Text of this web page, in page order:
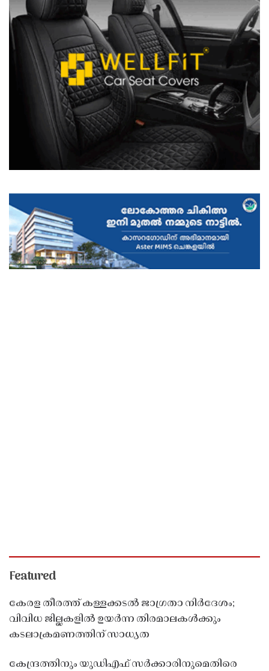
Featured
കേരള തീരത്ത് കള്ളക്കടൽ ജാഗ്രതാ നിർദേശം;
വിവിധ ജില്ലകളിൽ ഉയർന്ന തിരമാലകൾക്കും
കടലാക്രമണത്തിന് സാധ്യത
കേന്ദ്രത്തിനും യുഡിഎഫ് സർക്കാരിനുമെതിരെ